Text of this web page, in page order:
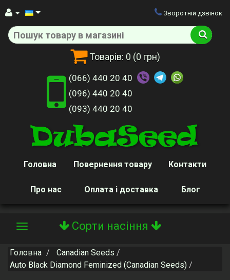
Товарів: 0 (0 грн)
Зворотній дзвінок
(066) 440 20 40
(096) 440 20 40
(093) 440 20 40
Головна Повернення товару Контакти
Про нас Оплата і доставка Блог
Сорти насіння
Toggle
Головна
Canadian Seeds
Auto Black Diamond Feminized (Canadian Seeds)